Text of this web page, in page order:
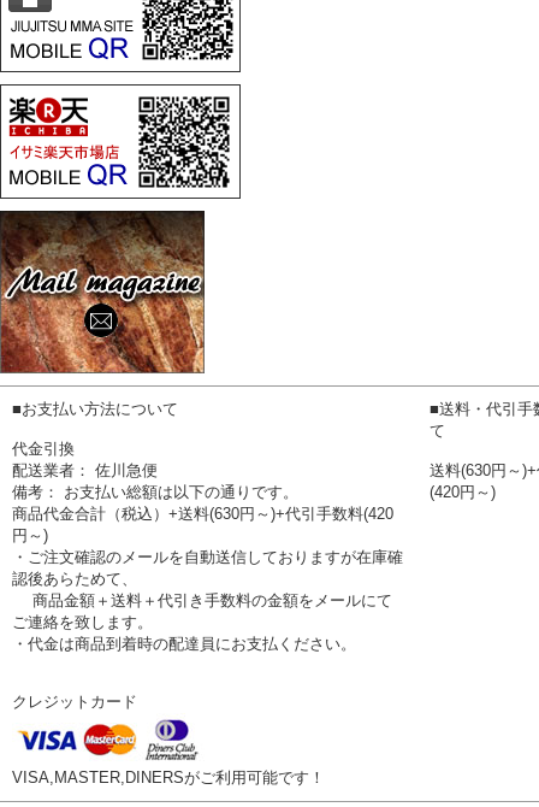
■お支払い方法について
代金引換
配送業者： 佐川急便
備考： お支払い総額は以下の通りです。
商品代金合計（税込）+送料(630円～)+代引手数料(420
円～)
・ご注文確認のメールを自動送信しておりますが在庫確
認後あらためて、
商品金額＋送料＋代引き手数料の金額をメールにて
ご連絡を致します。
・代金は商品到着時の配達員にお支払ください。
クレジットカード
VISA,MASTER,DINERSがご利用可能です！
■送料・代引手
て
送料(630円～
(420円～)